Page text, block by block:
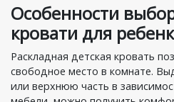
Особенности
кровати для
Раскладная детская кровать
свободное место в комнате.
или верхнюю часть в